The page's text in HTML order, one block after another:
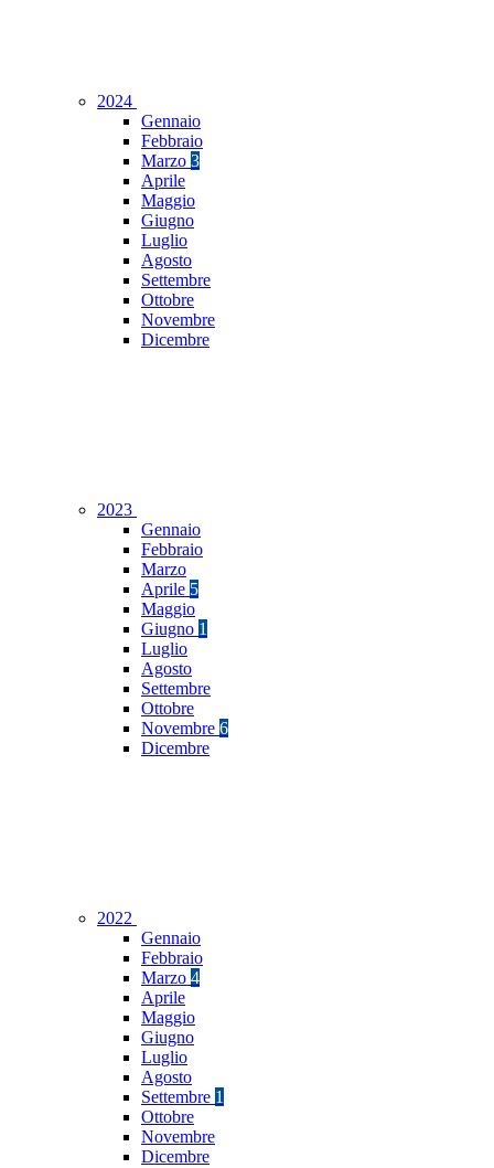
2024
Gennaio
Febbraio
Marzo 3
Aprile
Maggio
Giugno
Luglio
Agosto
Settembre
Ottobre
Novembre
Dicembre
2023
Gennaio
Febbraio
Marzo
Aprile 5
Maggio
Giugno 1
Luglio
Agosto
Settembre
Ottobre
Novembre 6
Dicembre
2022
Gennaio
Febbraio
Marzo 4
Aprile
Maggio
Giugno
Luglio
Agosto
Settembre 1
Ottobre
Novembre
Dicembre